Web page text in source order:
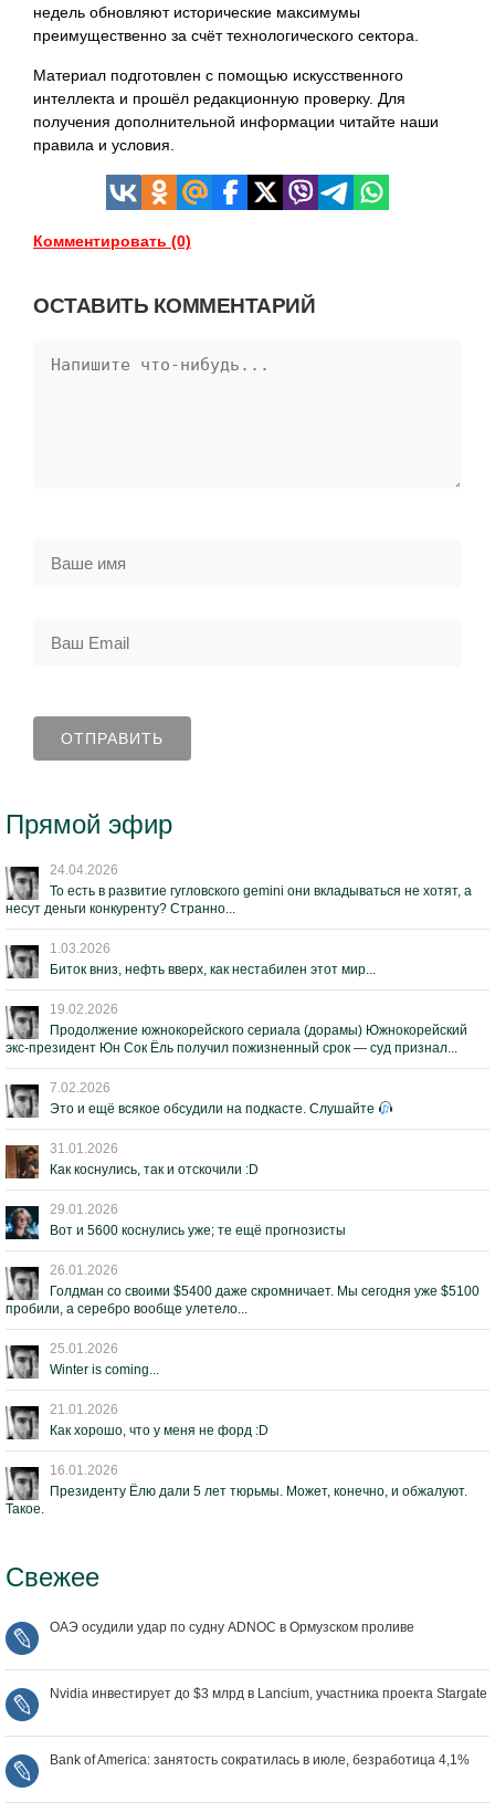
недель обновляют исторические максимумы
преимущественно за счёт технологического сектора.
Материал подготовлен с помощью искусственного
интеллекта и прошёл редакционную проверку. Для
получения дополнительной информации читайте наши
правила и условия.
Комментировать (0)
ОСТАВИТЬ КОММЕНТАРИЙ
Прямой эфир
24.04.2026
То есть в развитие гугловского gemini они вкладываться не хотят, а
несут деньги конкуренту? Странно...
1.03.2026
Биток вниз, нефть вверх, как нестабилен этот мир...
19.02.2026
Продолжение южнокорейского сериала (дорамы) Южнокорейский
экс-президент Юн Сок Ёль получил пожизненный срок — суд признал...
7.02.2026
Это и ещё всякое обсудили на подкасте. Слушайте
31.01.2026
Как коснулись, так и отскочили :D
29.01.2026
Вот и 5600 коснулись уже; те ещё прогнозисты
26.01.2026
Голдман со своими $5400 даже скромничает. Мы сегодня уже $5100
пробили, а серебро вообще улетело...
25.01.2026
Winter is coming...
21.01.2026
Как хорошо, что у меня не форд :D
16.01.2026
Президенту Ёлю дали 5 лет тюрьмы. Может, конечно, и обжалуют.
Такое.
Свежее
ОАЭ осудили удар по судну ADNOC в Ормузском проливе
Nvidia инвестирует до $3 млрд в Lancium, участника проекта Stargate
Bank of America: занятость сократилась в июле, безработица 4,1%